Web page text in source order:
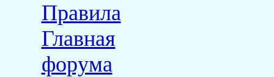
Правила
Главная
форума